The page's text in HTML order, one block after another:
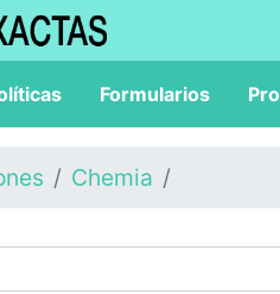
Formularios
Chemia